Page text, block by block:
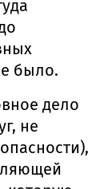
было.
дело
не